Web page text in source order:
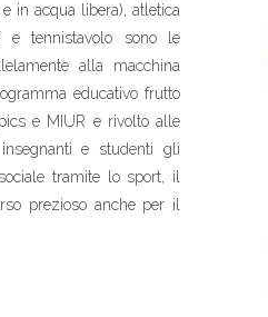
in acqua libera), atletica
e tennistavolo sono le
alla macchina
educativo frutto
e MIUR e rivolto alle
e studenti gli
tramite lo sport, il
prezioso anche per il